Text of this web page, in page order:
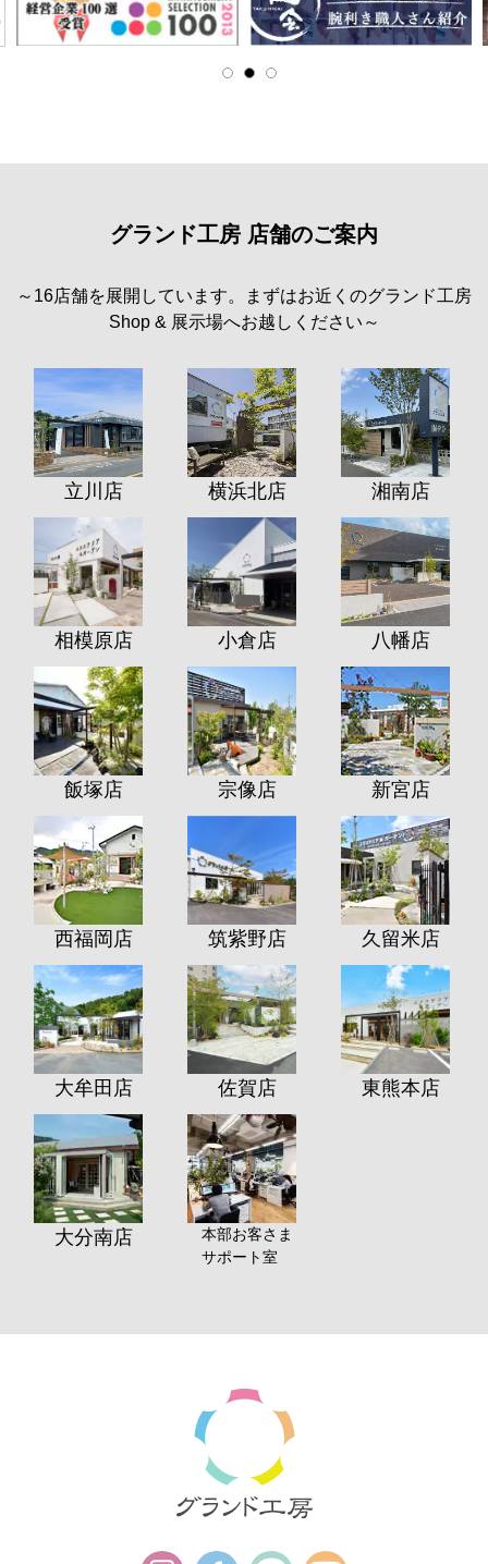
グランド工房 店舗のご案内
～16店舗を展開しています。まずはお近くのグランド工房
Shop & 展示場へお越しください～
立川店 横浜北店 湘南店
相模原店 小倉店 八幡店
飯塚店 宗像店 新宮店
西福岡店 筑紫野店 久留米店
大牟田店 佐賀店 東熊本店
大分南店
本部お客さま
サポート室